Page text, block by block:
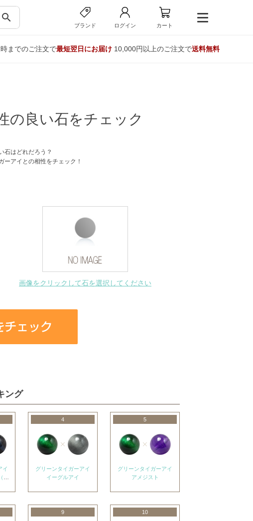
search
ブランド ログイン カート
までのご注文で最短翌日にお届け10,000円以上のご注文で送料無料
の良い石をチェック
石はどれだろう？
ーアイとの相性をチェック！
画像をクリックして石を選択してください
ング
イ
4
グリーンタイガーアイ
イーグルアイ
5
グリーンタイガーアイ
アメジスト
9 10